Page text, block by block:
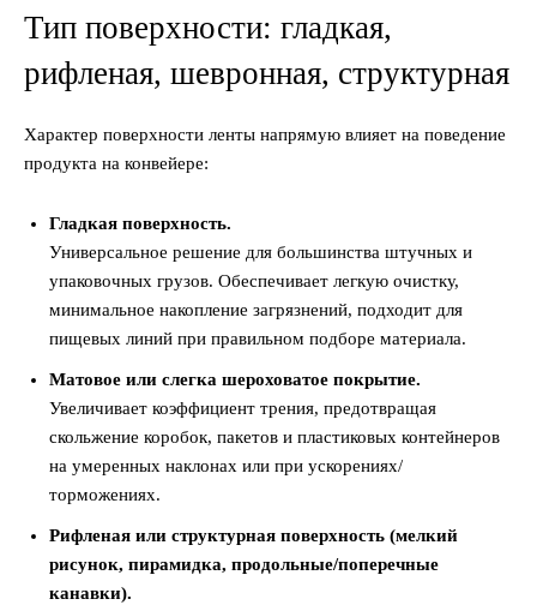
Тип поверхности: гладкая,
рифленая, шевронная, структурная
Характер поверхности ленты напрямую влияет на поведение
продукта на конвейере:
Гладкая поверхность.
Универсальное решение для большинства штучных и
упаковочных грузов. Обеспечивает легкую очистку,
минимальное накопление загрязнений, подходит для
пищевых линий при правильном подборе материала.
Матовое или слегка шероховатое покрытие.
Увеличивает коэффициент трения, предотвращая
скольжение коробок, пакетов и пластиковых контейнеров
на умеренных наклонах или при ускорениях/
торможениях.
Рифленая или структурная поверхность (мелкий
рисунок, пирамидка, продольные/поперечные
канавки).